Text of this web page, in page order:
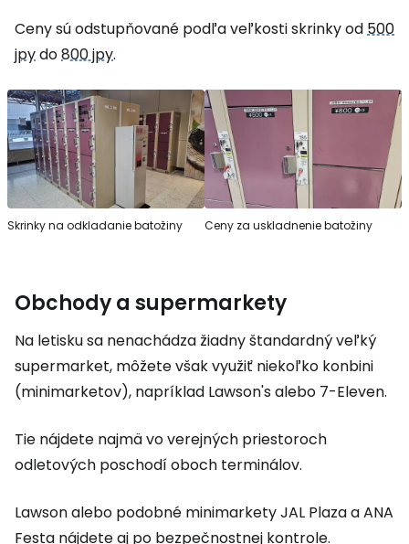
Ceny sú odstupňované podľa veľkosti skrinky od500
jpydo800 jpy.
Skrinky na odkladanie batožiny Ceny za uskladnenie batožiny
Obchody a supermarkety
Na letisku sa nenachádza žiadny štandardný veľký
supermarket, môžete však využiť niekoľko konbini
(minimarketov), napríklad Lawson's alebo 7-Eleven.
Tie nájdete najmä vo verejných priestoroch
odletových poschodí oboch terminálov.
Lawson alebo podobné minimarkety JAL Plaza a ANA
Festa nájdete aj po bezpečnostnej kontrole.